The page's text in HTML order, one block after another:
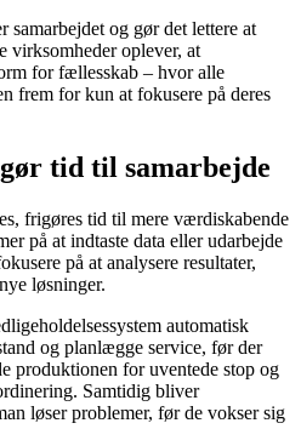
samarbejdet og gør det lettere at
virksomheder oplever, at
for fællesskab – hvor alle
frem for kun at fokusere på deres
tid til samarbejde
frigøres tid til mere værdiskabende
på at indtaste data eller udarbejde
på at analysere resultater,
løsninger.
automatisk
og planlægge service, før der
produktionen for uventede stop og
Samtidig bliver
løser problemer, før de vokser sig